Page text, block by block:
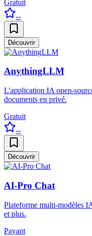
Gratuit
--
Découvrir
AnythingLLM
L'application IA open-
documents en privé.
Gratuit
--
Découvrir
AI-Pro Chat
Plateforme multi-modèles
et plus.
Payant